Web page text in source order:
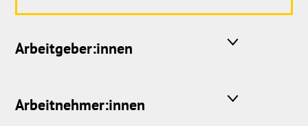
Arbeitgeber:innen
Arbeitnehmer:innen